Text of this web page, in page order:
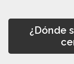
¿Dónde